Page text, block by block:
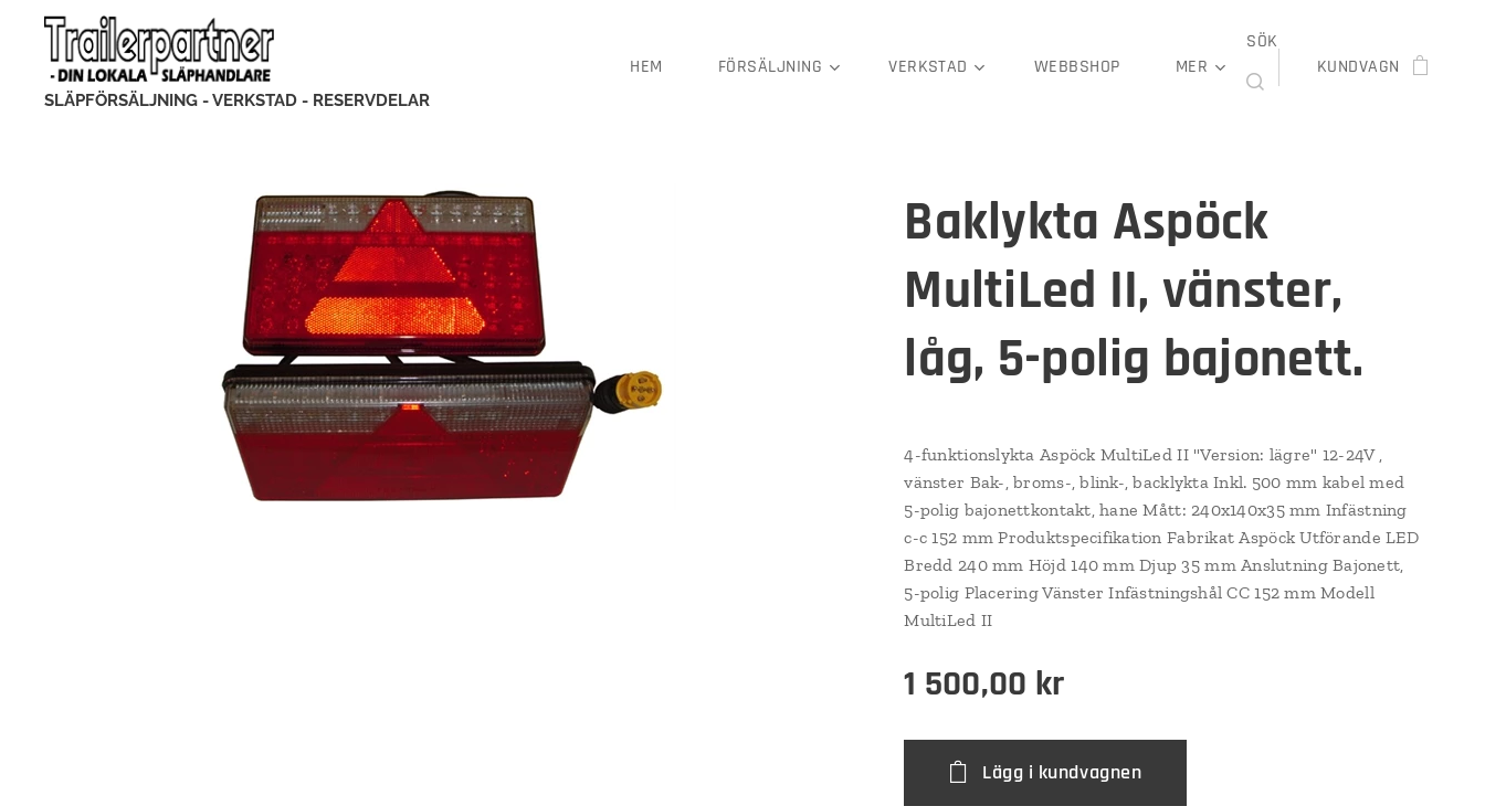
SLÄPFÖRSÄLJNING - VERKSTAD - RESERVDELAR
HEM FÖRSÄLJNING VERKSTAD WEBBSHOP MER
SÖK
KUNDVAGN
Baklykta Aspöck
MultiLed II, vänster,
låg, 5-polig bajonett.
4-funktionslykta Aspöck MultiLed II "Version: lägre" 12-24V ,
vänster Bak-, broms-, blink-, backlykta Inkl. 500 mm kabel med
5-polig bajonettkontakt, hane Mått: 240x140x35 mm Infästning
c-c 152 mm Produktspecifikation Fabrikat Aspöck Utförande LED
Bredd 240 mm Höjd 140 mm Djup 35 mm Anslutning Bajonett,
5-polig Placering Vänster Infästningshål CC 152 mm Modell
MultiLed II
1 500,00 kr
Lägg i kundvagnen